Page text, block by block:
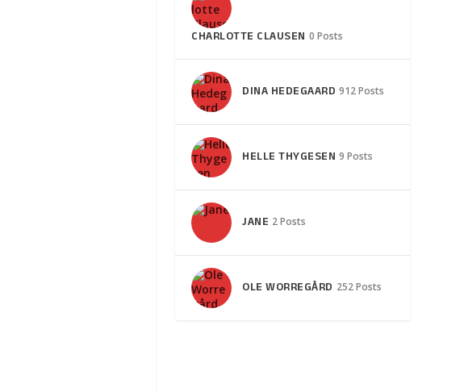
CHARLOTTE CLAUSEN 0 Posts
DINA HEDEGAARD 912 Posts
HELLE THYGESEN 9 Posts
JANE 2 Posts
OLE WORREGÅRD 252 Posts